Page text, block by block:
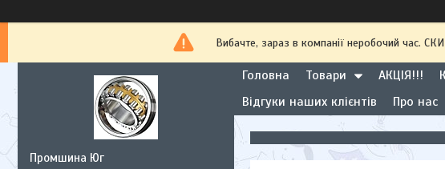
Вибачте, зараз в компанії неробочий
Головна Товари АКЦІЯ!!!
Відгуки наших клієнтів
Про нас
Промшина Юг